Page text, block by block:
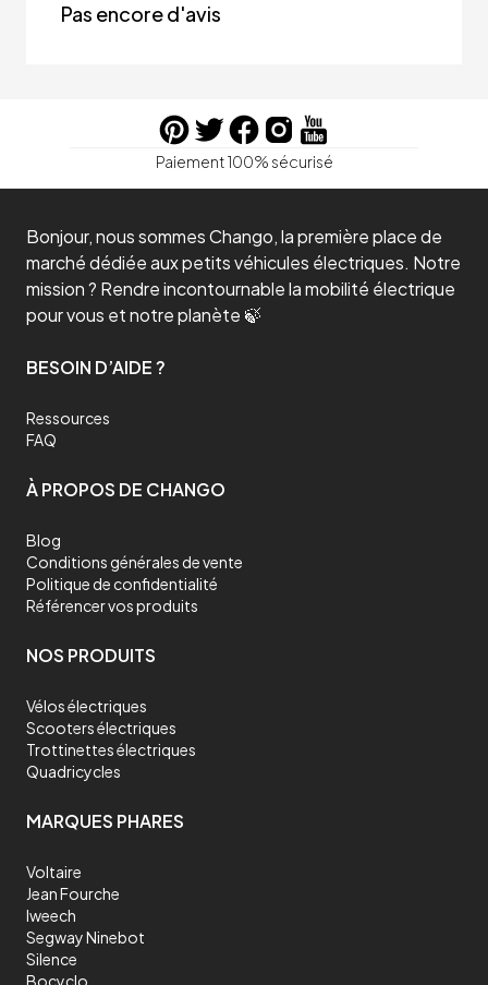
Pas encore d'avis
Paiement 100% sécurisé
Bonjour, nous sommes Chango, la première place de
marché dédiée aux petits véhicules électriques. Notre
mission ? Rendre incontournable la mobilité électrique
pour vous et notre planète 🍃
BESOIN D’AIDE ?
Ressources
FAQ
À PROPOS DE CHANGO
Blog
Conditions générales de vente
Politique de confidentialité
Référencer vos produits
NOS PRODUITS
Vélos électriques
Scooters électriques
Trottinettes électriques
Quadricycles
MARQUES PHARES
Voltaire
Jean Fourche
Iweech
Segway Ninebot
Silence
Bocyclo